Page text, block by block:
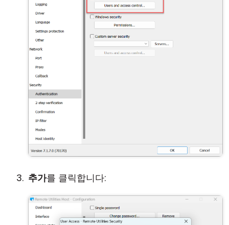
추가를 클릭합니다: